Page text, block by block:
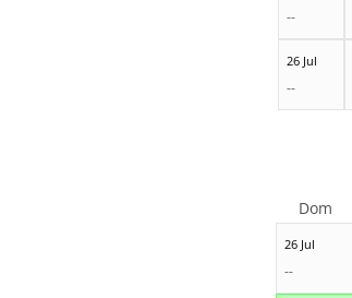
--
26 Jul
--
26 Jul
--
Dom